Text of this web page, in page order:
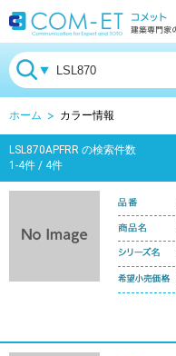
ホーム カラー情報
LSL870APFRR の検索件数
1-4件 / 4件